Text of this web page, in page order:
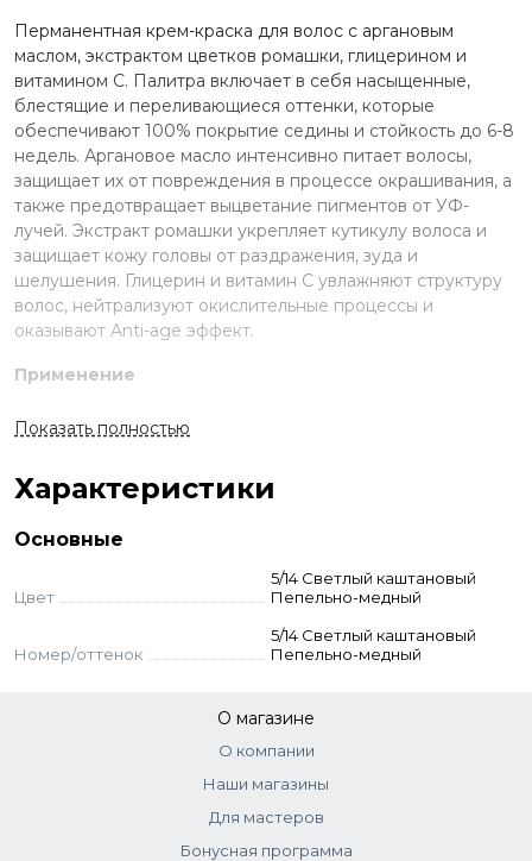
Перманентная крем-краска для волос с аргановым
маслом, экстрактом цветков ромашки, глицерином и
витамином С. Палитра включает в себя насыщенные,
блестящие и переливающиеся оттенки, которые
обеспечивают 100% покрытие седины и стойкость до 6-8
недель. Аргановое масло интенсивно питает волосы,
защищает их от повреждения в процессе окрашивания, а
также предотвращает выцветание пигментов от УФ-
лучей. Экстракт ромашки укрепляет кутикулу волоса и
защищает кожу головы от раздражения, зуда и
шелушения. Глицерин и витамин С увлажняют структуру
волос, нейтрализуют окислительные процессы и
оказывают Anti-age эффект.
Применение
Смешайте краску и оксид в неметаллической ёмкости.
Нанесите на волосы, выдержите указанное время.
волос.
(пропорция 1:1,5). Время выдержки 35 мин.
краситель + оксид 3% (1:2). Выдержка 5-20
мин.
1:2). Выдержка 45 мин.
Показать полностью
Характеристики
Основные
Цвет
5/14 Светлый каштановый
Пепельно-медный
Номер/оттенок
5/14 Светлый каштановый
Пепельно-медный
О магазине
О компании
Наши магазины
Для мастеров
Бонусная программа